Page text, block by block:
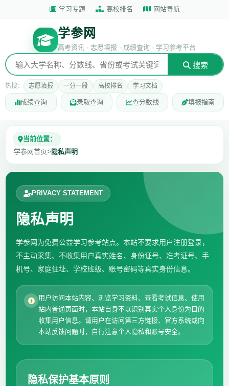
学习专题 高校排名 网站导航
学参网
高考资讯 · 志愿填报 · 成绩查询 · 学习参考平台
搜索
热搜： 志愿填报 一分一段 高校排名 学习文档
成绩查询 录取查询 查分数线 填报指南
当前位置：
学参网首页> 隐私声明
PRIVACY STATEMENT
隐私声明
学参网为免费公益学习参考站点。本站不要求用户注册登录，
不主动采集、不收集用户真实姓名、身份证号、准考证号、手
机号、家庭住址、学校班级、账号密码等真实身份信息。
用户访问本站内容、浏览学习资料、查看考试信息、使用
站内普通页面时，本站自身不以识别真实个人身份为目的
收集用户信息。请用户在访问第三方链接、官方系统或向
本站反馈问题时，自行注意个人隐私和账号安全。
隐私保护基本原则